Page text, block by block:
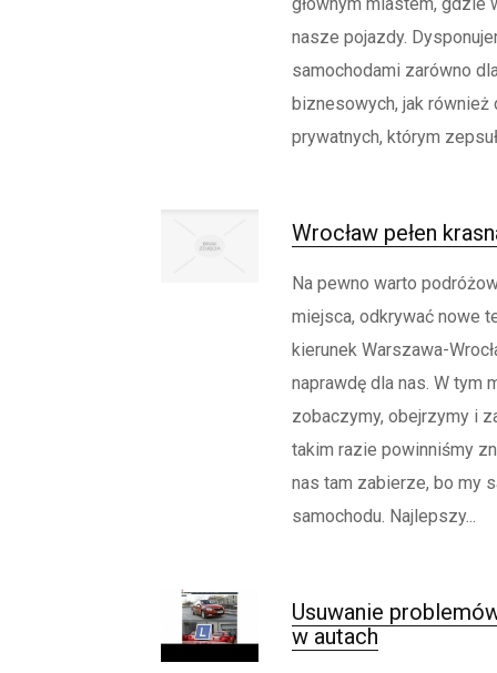
nasze pojazdy.
samochodami zarówno
biznesowych, jak również
prywatnych, którym
Wrocław pełen
Na pewno warto
miejsca, odkrywać nowe
kierunek Warszawa-
naprawdę dla nas. W tym
zobaczymy, obejrzymy i
takim razie powinniśmy
nas tam zabierze, bo my
samochodu. Najlepszy...
Usuwanie
w autach